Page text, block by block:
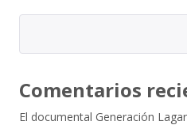
Comentarios
El documental Generación